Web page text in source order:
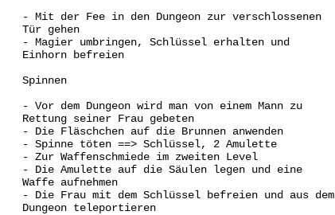
- Mit der Fee in den Dungeon zur verschlossenen
Tür gehen
- Magier umbringen, Schlüssel erhalten und
Einhorn befreien
Spinnen
- Vor dem Dungeon wird man von einem Mann zu
Rettung seiner Frau gebeten
- Die Fläschchen auf die Brunnen anwenden
- Spinne töten ==> Schlüssel, 2 Amulette
- Zur Waffenschmiede im zweiten Level
- Die Amulette auf die Säulen legen und eine
Waffe aufnehmen
- Die Frau mit dem Schlüssel befreien und aus dem
Dungeon teleportieren